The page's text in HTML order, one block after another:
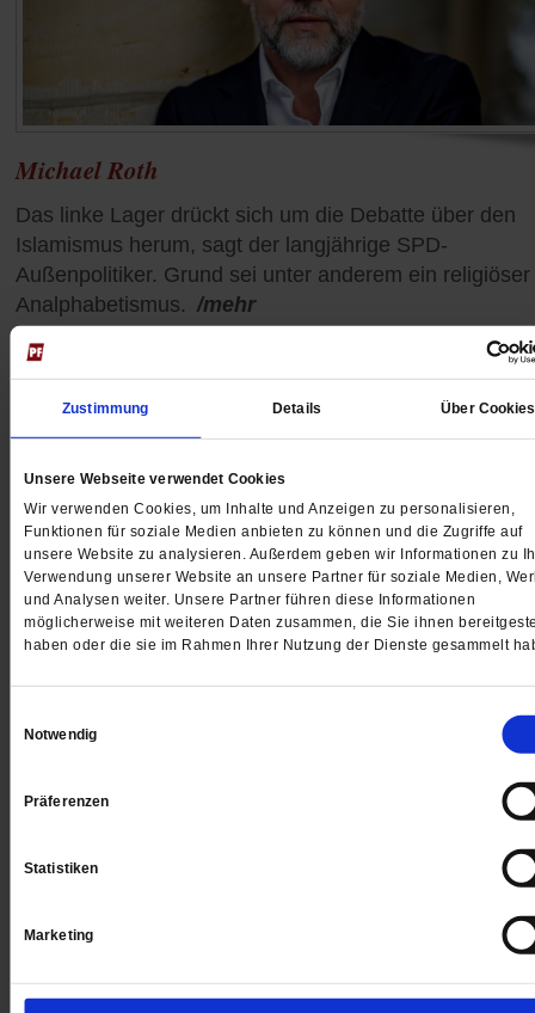
Zustimmung Details Über Cookies
Unsere Webseite verwendet Cookies
Wir verwenden Cookies, um Inhalte und Anzeigen zu personalisieren,
Funktionen für soziale Medien anbieten zu können und die Zugriffe auf
unsere Website zu analysieren. Außerdem geben wir Informationen zu
Verwendung unserer Website an unsere Partner für soziale Medien,
und Analysen weiter. Unsere Partner führen diese Informationen
möglicherweise mit weiteren Daten zusammen, die Sie ihnen
haben oder die sie im Rahmen Ihrer Nutzung der Dienste gesammelt
Notwendig
Präferenzen
Statistiken
Marketing
Michael Roth
Das linke Lager drückt sich um die Debatte über den
Islamismus herum, sagt der langjährige SPD-
Außenpolitiker. Grund sei unter anderem ein religiöser
Analphabetismus. /mehr
Richard Wagner und die Bayreuther Festspiele
Richard Wagner wollte die »erhabensten Mysterien
Christentums« in Szene setzen. Vor 150 Jahren aber
machte er die Bayreuther Festspiele zum
Jubiläum.